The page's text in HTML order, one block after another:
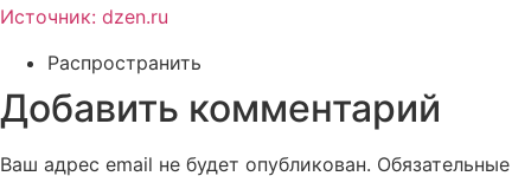
Источник: dzen.ru
Распространить
Добавить комментарий
Ваш адрес email не будет опубликован. Обязательные